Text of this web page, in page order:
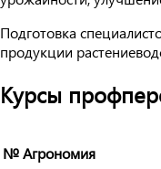
Подготовка
продукции
Курсы
№Агрономия